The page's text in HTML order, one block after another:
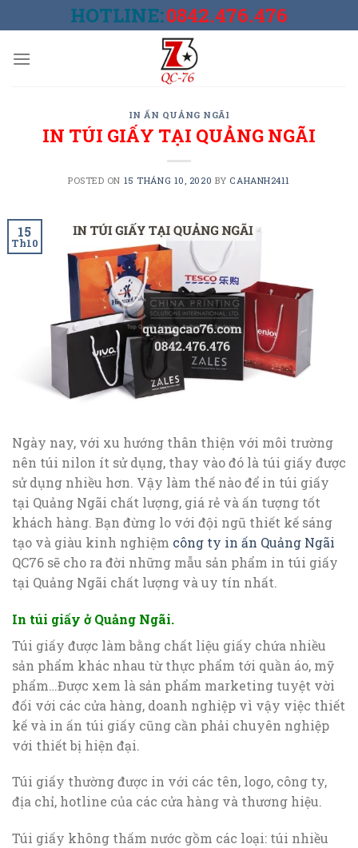
to
HOTLINE:0842.476.476
IN ẤN QUẢNG NGÃI
IN TÚI GIẤY TẠI QUẢNG NGÃI
POSTED ON 15 THÁNG 10, 2020 BY CAHANH2411
15
Th10
Ngày nay, với xu hướng thân thiện với môi trường
nên túi nilon ít sử dụng, thay vào đó là túi giấy được
sử dụng nhiều hơn. Vậy làm thế nào để in túi giấy
tại Quảng Ngãi chất lượng, giá rẻ và ấn tượng tốt
khách hàng. Bạn đừng lo với đội ngũ thiết kế sáng
tạo và giàu kinh nghiệm công ty in ấn Quảng Ngãi
QC76 sẽ cho ra đời những mẫu sản phẩm in túi giấy
tại Quảng Ngãi chất lượng và uy tín nhất.
In túi giấy ở Quảng Ngãi.
Túi giấy được làm bằng chất liệu giấy chứa nhiều
sản phẩm khác nhau từ thực phẩm tới quần áo, mỹ
phẩm…Được xem là sản phẩm marketing tuyệt vời
đối với các cửa hàng, doanh nghiệp vì vậy việc thiết
kế và in ấn túi giấy cũng cần phải chuyên nghiệp
với thiết bị hiện đại.
Túi giấy thường được in với các tên, logo, công ty,
địa chỉ, hotline của các cửa hàng và thương hiệu.
Túi giấy không thấm nước gồm các loại: túi nhiều